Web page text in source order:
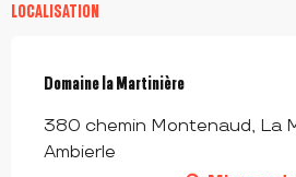
LOCALISATION
Domaine la Martinière
380 chemin Montenaud, La
Ambierle